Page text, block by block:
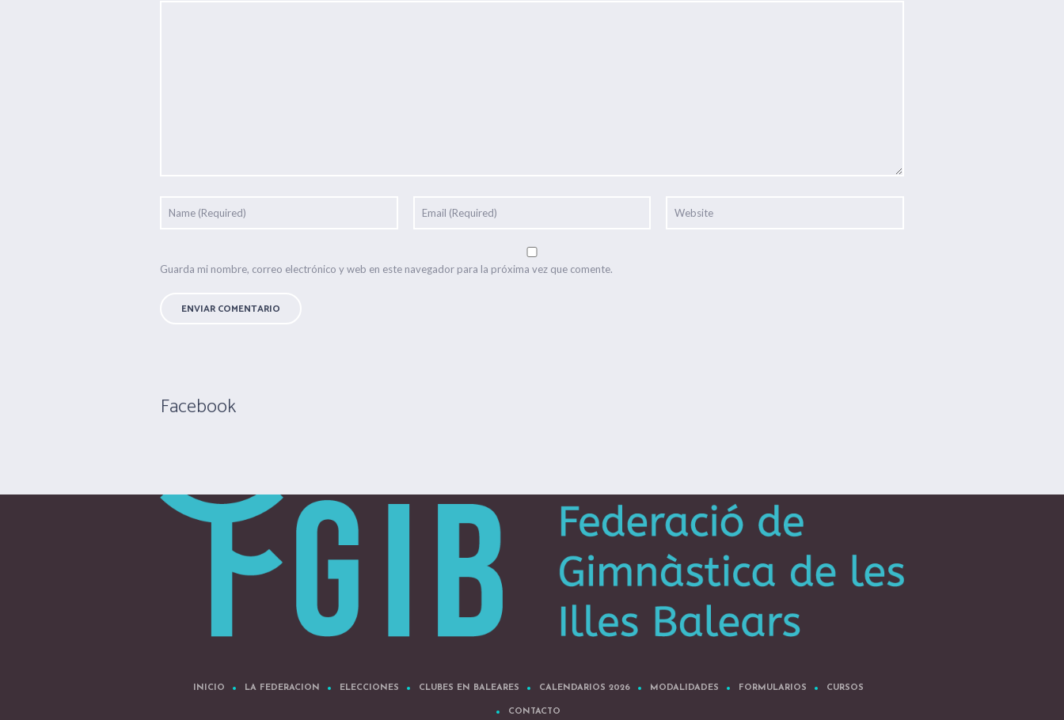
Guarda mi nombre, correo electrónico y web en este navegador para la próxima vez que comente.
Facebook
INICIO LA FEDERACION ELECCIONES CLUBES EN BALEARES CALENDARIOS 2026 MODALIDADES FORMULARIOS CURSOS
CONTACTO